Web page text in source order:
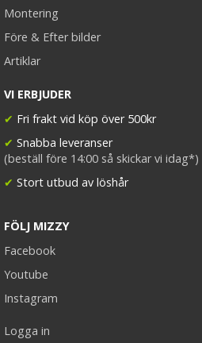
Montering
Före & Efter bilder
Artiklar
VI ERBJUDER
✔ Fri frakt vid köp över 500kr
✔ Snabba leveranser
(beställ före 14:00 så skickar vi idag*)
✔ Stort utbud av löshår
FÖLJ MIZZY
Facebook
Youtube
Instagram
Logga in